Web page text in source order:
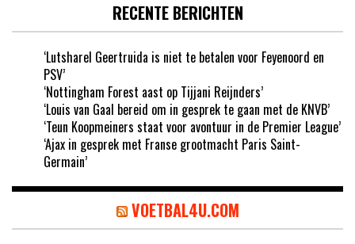
RECENTE BERICHTEN
‘Lutsharel Geertruida is niet te betalen voor Feyenoord en
PSV’
‘Nottingham Forest aast op Tijjani Reijnders’
‘Louis van Gaal bereid om in gesprek te gaan met de KNVB’
‘Teun Koopmeiners staat voor avontuur in de Premier League’
‘Ajax in gesprek met Franse grootmacht Paris Saint-
Germain’
VOETBAL4U.COM